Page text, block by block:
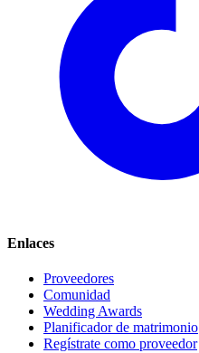
Enlaces
Proveedores
Comunidad
Wedding Awards
Planificador de matrimonio
Regístrate como proveedor